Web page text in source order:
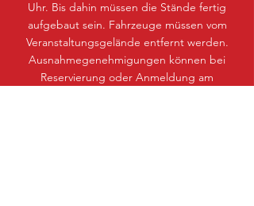
Uhr. Bis dahin müssen die Stände fertig
aufgebaut sein. Fahrzeuge müssen vom
Veranstaltungsgelände entfernt werden.
Ausnahmegenehmigungen können bei
Reservierung oder Anmeldung am